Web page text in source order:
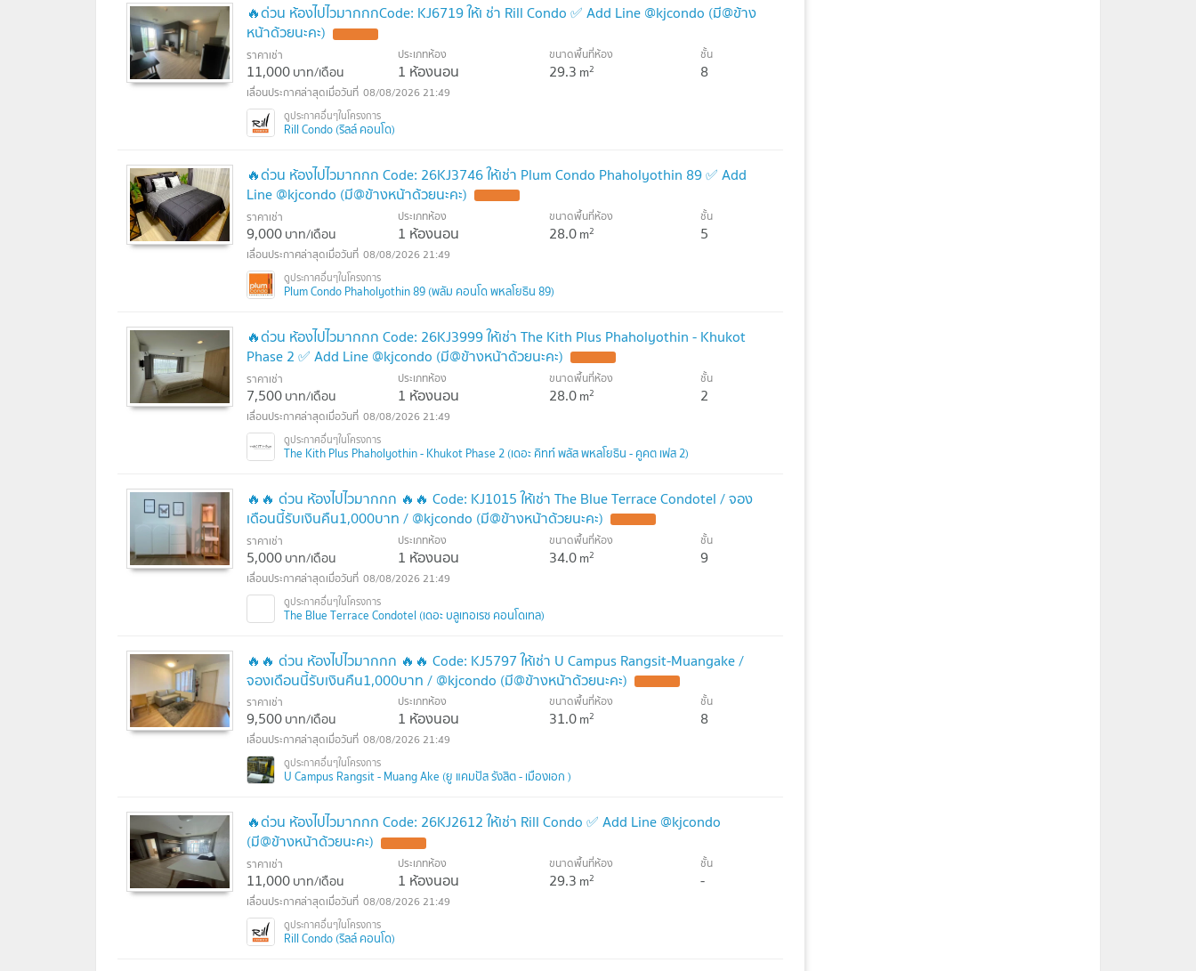
🔥ด่วน ห้องไปไวมากกกCode: KJ6719 ให้เ ช่า Rill Condo ✅ Add Line @kjcondo (มี@ข้าง
หน้าด้วยนะคะ)
ราคาเช่า
11,000บาท/เดือน
ประเภทห้อง
1 ห้องนอน
ขนาดพื้นที่ห้อง
29.3 m2
ชั้น
8
08/08/2026 21:49
Rill Condo (ริลล์ คอนโด)
🔥ด่วน ห้องไปไวมากกก Code: 26KJ3746 ให้เช่า Plum Condo Phaholyothin 89 ✅ Add
Line @kjcondo (มี@ข้างหน้าด้วยนะคะ)
ราคาเช่า
9,000บาท/เดือน
ประเภทห้อง
1 ห้องนอน
ขนาดพื้นที่ห้อง
28.0m2
ชั้น
5
08/08/2026 21:49
Plum Condo Phaholyothin 89 (พลัม คอนโด พหลโยธิน 89)
🔥ด่วน ห้องไปไวมากกก Code: 26KJ3999 ให้เช่า The Kith Plus Phaholyothin - Khukot
Phase 2 ✅ Add Line @kjcondo (มี@ข้างหน้าด้วยนะคะ)
ราคาเช่า
7,500บาท/เดือน
ประเภทห้อง
1 ห้องนอน
ขนาดพื้นที่ห้อง
28.0m2
ชั้น
2
08/08/2026 21:49
The Kith Plus Phaholyothin - Khukot Phase 2 (เดอะ คิทท์ พลัส พหลโยธิน - คูคต เฟส 2)
🔥🔥 ด่วน ห้องไปไวมากกก 🔥🔥 Code: KJ1015 ให้เช่า The Blue Terrace Condotel / จอง
เดือนนี้รับเงินคืน1,000บาท / @kjcondo (มี@ข้างหน้าด้วยนะคะ)
ราคาเช่า
5,000บาท/เดือน
ประเภทห้อง
1 ห้องนอน
ขนาดพื้นที่ห้อง
34.0m2
ชั้น
9
08/08/2026 21:49
The Blue Terrace Condotel (เดอะ บลูเทอเรซ คอนโดเทล)
🔥🔥 ด่วน ห้องไปไวมากกก 🔥🔥 Code: KJ5797 ให้เช่า U Campus Rangsit-Muangake /
จองเดือนนี้รับเงินคืน1,000บาท / @kjcondo (มี@ข้างหน้าด้วยนะคะ)
ราคาเช่า
9,500บาท/เดือน
ประเภทห้อง
1 ห้องนอน
ขนาดพื้นที่ห้อง
31.0m2
ชั้น
8
08/08/2026 21:49
U Campus Rangsit - Muang Ake (ยู แคมปัส รังสิต - เมืองเอก )
🔥ด่วน ห้องไปไวมากกก Code: 26KJ2612 ให้เช่า Rill Condo ✅ Add Line @kjcondo
(มี@ข้างหน้าด้วยนะคะ)
ราคาเช่า
11,000บาท/เดือน
ประเภทห้อง
1 ห้องนอน
ขนาดพื้นที่ห้อง
29.3 m2
ชั้น
-
08/08/2026 21:49
Rill Condo (ริลล์ คอนโด)